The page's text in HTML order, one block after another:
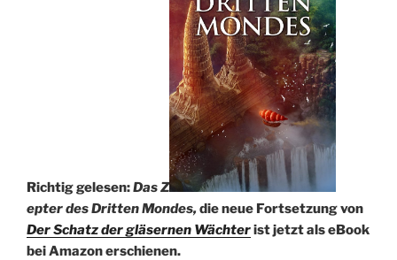
Richtig gelesen:Das Z
epter des Dritten Mondes, die neue Fortsetzung von
Der Schatz der gläsernen Wächterist jetzt als eBook
bei Amazon erschienen.